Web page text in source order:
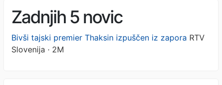
Zadnjih 5 novic
Bivši tajski premier Thaksin izpuščen iz zapora RTV
Slovenija · 2M